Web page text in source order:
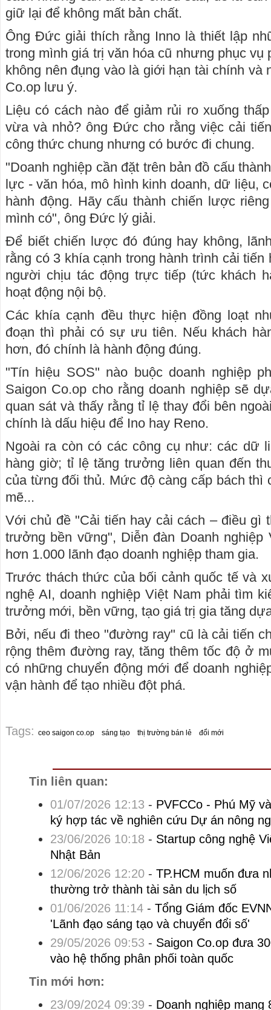
giữ lại để không mất bản chất.
Ông Đức giải thích rằng Inno là thiết lập
trong mình giá trị văn hóa cũ nhưng phục vụ
không nên đụng vào là giới hạn tài chính và
Co.op lưu ý.
Liệu có cách nào để giảm rủi ro xuống
vừa và nhỏ? ông Đức cho rằng việc cải
công thức chung nhưng có bước đi chung.
"Doanh nghiệp cần đặt trên bản đồ cấu
lực - văn hóa, mô hình kinh doanh, dữ liệu,
hành động. Hãy cấu thành chiến lược
mình có", ông Đức lý giải.
Để biết chiến lược đó đúng hay không,
rằng có 3 khía cạnh trong hành trình cải tiến
người chịu tác động trực tiếp (tức khách
hoạt động nội bộ.
Các khía cạnh đều thực hiện đồng loạt
đoạn thì phải có sự ưu tiên. Nếu khách
hơn, đó chính là hành động đúng.
"Tín hiệu SOS" nào buộc doanh nghiệp
Saigon Co.op cho rằng doanh nghiệp sẽ
quan sát và thấy rằng tỉ lệ thay đổi bên
chính là dấu hiệu để Ino hay Reno.
Ngoài ra còn có các công cụ như: các dữ
hàng giờ; tỉ lệ tăng trưởng liên quan đến
của từng đối thủ. Mức độ càng cấp bách thì
mẽ...
Với chủ đề "Cải tiến hay cải cách – điều gì
trưởng bền vững", Diễn đàn Doanh nghiệp
hơn 1.000 lãnh đạo doanh nghiệp tham gia.
Trước thách thức của bối cảnh quốc tế và
nghệ AI, doanh nghiệp Việt Nam phải tìm
trưởng mới, bền vững, tạo giá trị gia tăng
Bởi, nếu đi theo "đường ray" cũ là cải tiến
rộng thêm đường ray, tăng thêm tốc độ ở
có những chuyển động mới để doanh
vận hành để tạo nhiều đột phá.
Tags: ceo saigon co.op sáng tạo thị trường bán lẻ đổi mới
Tin liên quan:
01/07/2026 12:13 - PVFCCo - Phú Mỹ
ký hợp tác về nghiên cứu Dự án nông
23/06/2026 10:18 - Startup công nghệ
Nhật Bản
12/06/2026 12:20- TP.HCM muốn đưa
thường trở thành tài sản du lịch số
01/06/2026 11:14- Tổng Giám đốc
'Lãnh đạo sáng tạo và chuyển đổi số'
29/05/2026 09:53 - Saigon Co.op đưa
vào hệ thống phân phối toàn quốc
Tin mới hơn:
23/09/2024 09:39 - Doanh nghiệp mang